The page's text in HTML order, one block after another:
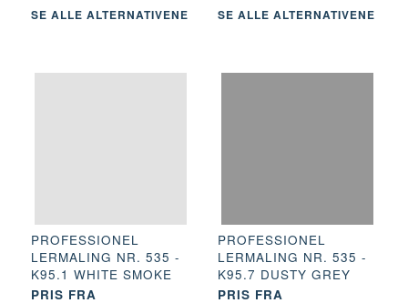
SE ALLE ALTERNATIVENE SE ALLE ALTERNATIVENE
PROFESSIONEL
LERMALING NR. 535 -
K95.1 WHITE SMOKE
PRIS FRA
PROFESSIONEL
LERMALING NR. 535 -
K95.7 DUSTY GREY
PRIS FRA